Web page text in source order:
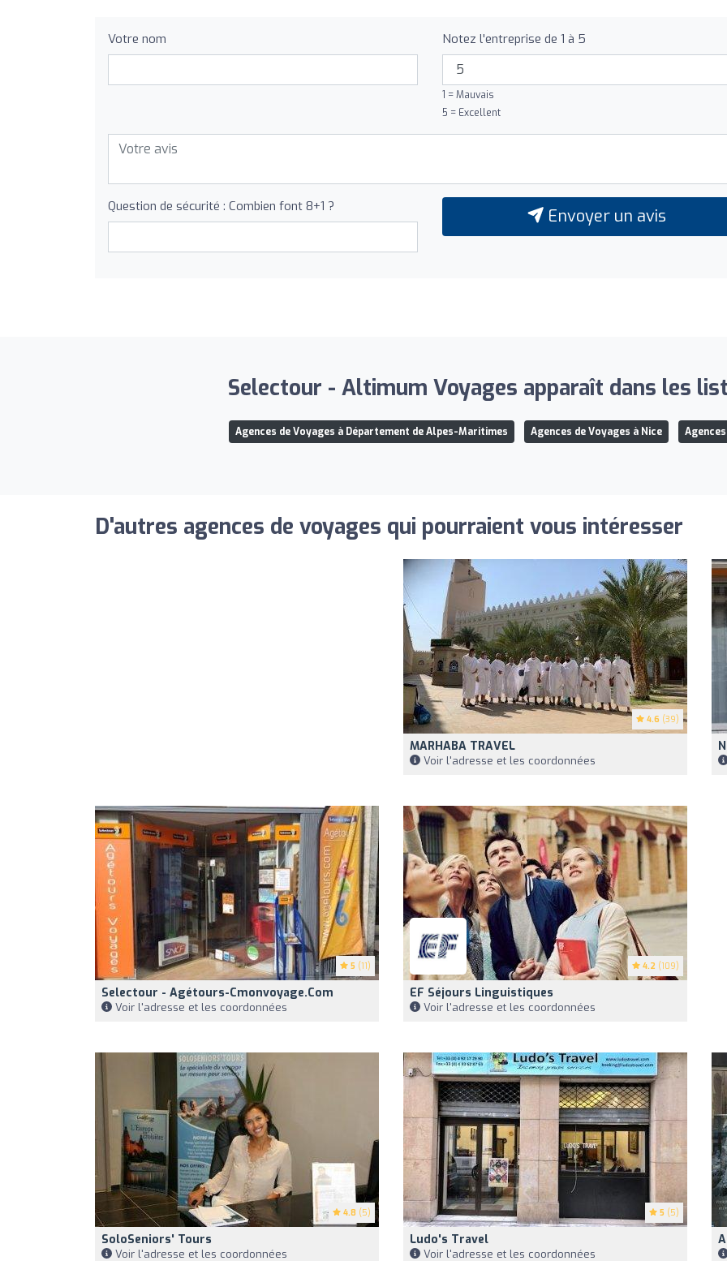
Votre nom Notez l'entreprise de 1 à 5
1 = Mauvais
5 = Excellent
Question de sécurité : Combien font 8+1 ? Envoyer un avis
Selectour - Altimum Voyages apparaît dans les
Agences de Voyages à Département de Alpes-Maritimes Agences de Voyages à Nice
D'autres agences de voyages qui pourraient vous intéresser
4.6 (39)
MARHABA TRAVEL
Voir l'adresse et les coordonnées
5 (11)
Selectour - Agétours-Cmonvoyage.com
Voir l'adresse et les coordonnées
4.2 (109)
EF Séjours Linguistiques
Voir l'adresse et les coordonnées
4.8 (5)
SoloSeniors' Tours
Voir l'adresse et les coordonnées
5 (5)
Ludo's Travel
Voir l'adresse et les coordonnées